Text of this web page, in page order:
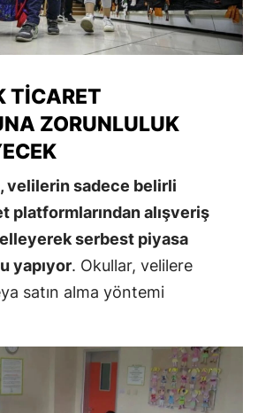
TICARET
ZORUNLULUK
velilerin sadece belirli
platformlarından alışveriş
serbest piyasa
yapıyor. Okullar, velilere
satın alma yöntemi